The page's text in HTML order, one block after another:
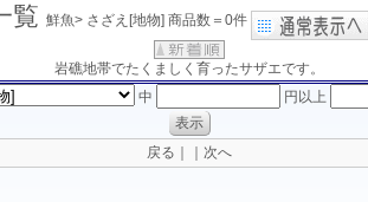
覧 鮮魚> さざえ[地物] 商品数＝0件
岩礁地帯でたくましく育ったサザエです。
中
円以上
戻る｜｜次へ